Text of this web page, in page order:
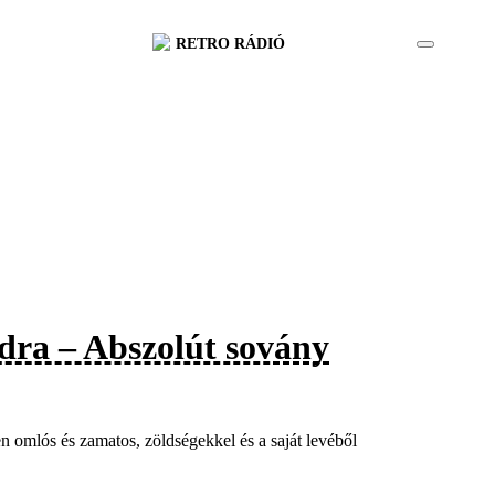
RETRO RÁDIÓ
– Abszolút sovány
és zamatos, zöldségekkel és a saját levéből